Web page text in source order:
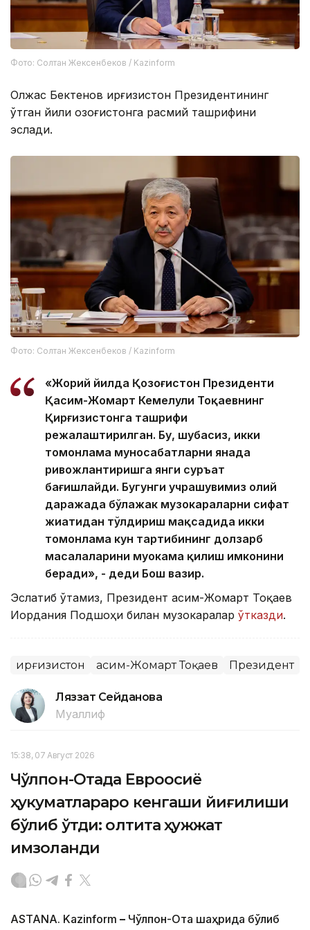
Фото: Солтан Жексенбеков / Kazinform
Олжас Бектенов Қирғизистон Президентининг
ўтган йили Қозоғистонга расмий ташрифини
эслади.
Фото: Солтан Жексенбеков / Kazinform
«Жорий йилда Қозоғистон Президенти
Қасим-Жомарт Кемелули Тоқаевнинг
Қирғизистонга ташрифи
режалаштирилган. Бу, шубҳасиз, икки
томонлама муносабатларни янада
ривожлантиришга янги суръат
бағишлайди. Бугунги учрашувимиз олий
даражада бўлажак музокараларни сифат
жиҳатидан тўлдириш мақсадида икки
томонлама кун тартибининг долзарб
масалаларини муҳокама қилиш имконини
беради», - деди Бош вазир.
Эслатиб ўтамиз, Президент Қасим-Жомарт Тоқаев
Иордания Подшоҳи билан музокаралар ўтказди.
Қирғизистон Қасим-Жомарт Тоқаев Президент
Ляззат Сейданова
Муаллиф
15:38, 07 Август 2026
Чўлпон-Отада Евроосиё
ҳукуматлараро кенгаши йиғилиши
бўлиб ўтди: олтита ҳужжат
имзоланди
ASTANA. Kazinform – Чўлпон-Ота шаҳрида бўлиб